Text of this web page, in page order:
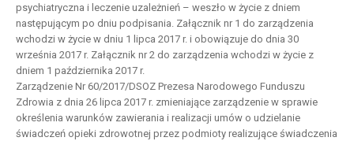
psychiatryczna i leczenie uzależnień – weszło w życie z dniem
następującym po dniu podpisania. Załącznik nr 1 do zarządzenia
wchodzi w życie w dniu 1 lipca 2017 r. i obowiązuje do dnia 30
września 2017 r. Załącznik nr 2 do zarządzenia wchodzi w życie z
dniem 1 października 2017 r.
Zarządzenie Nr 60/2017/DSOZ Prezesa Narodowego Funduszu
Zdrowia z dnia 26 lipca 2017 r. zmieniające zarządzenie w sprawie
określenia warunków zawierania i realizacji umów o udzielanie
świadczeń opieki zdrowotnej przez podmioty realizujące świadczenia